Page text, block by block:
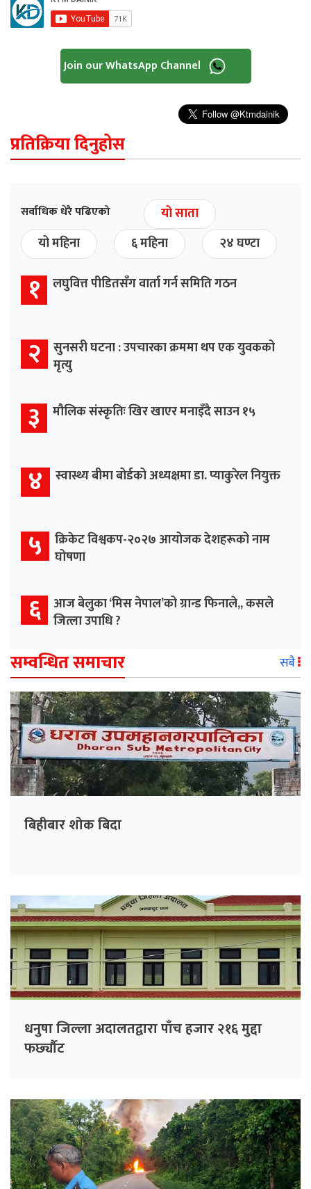
Join our WhatsApp Channel
प्रतिक्रिया दिनुहोस
सर्वाधिक धेरै पढिएको
यो साता
यो महिना
६ महिना २४ घण्टा
१ लघुवित्त पीडितसँग वार्ता गर्न समिति गठन
२ सुनसरी घटना : उपचारका क्रममा थप एक युवकको
मृत्यु
३ मौलिक संस्कृतिः खिर खाएर मनाइँदै साउन १५
४ स्वास्थ्य बीमा बोर्डको अध्यक्षमा डा. प्याकुरेल नियुक्त
५ क्रिकेट विश्वकप-२०२७ आयोजक देशहरूको नाम
घोषणा
६ आज बेलुका ‘मिस नेपाल’को ग्रान्ड फिनाले,, कसले
जित्ला उपाधि ?
सम्वन्धित समाचार सबै
बिहीबार शोक बिदा
धनुषा जिल्ला अदालतद्वारा पाँच हजार २१६ मुद्दा
फर्छ्यौट